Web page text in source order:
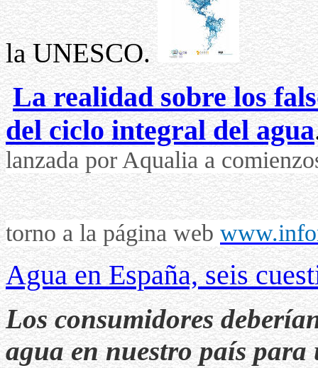
la UNESCO.
La realidad sobre los
del ciclo integral del agua
lanzada por Aqualia a
torno a la página web
Agua en España, seis
Los consumidores
agua en nuestro país